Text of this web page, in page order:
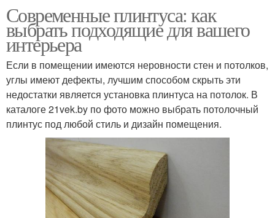
Современные плинтуса: как
выбрать подходящие для вашего
интерьера
Если в помещении имеются неровности стен и потолков,
углы имеют дефекты, лучшим способом скрыть эти
недостатки является установка плинтуса на потолок. В
каталоге 21vek.by по фото можно выбрать потолочный
плинтус под любой стиль и дизайн помещения.